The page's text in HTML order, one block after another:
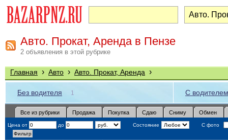
Авто. Прокат, Аренда в Пензе
2 объявления в этой рубрике
Главная › Авто › Авто. Прокат, Аренда ›
Без водителя 1 С водителем
Все из рубрики Продажа Покупка Сдаю Сниму Обмен
Цена от до Состояние С фото